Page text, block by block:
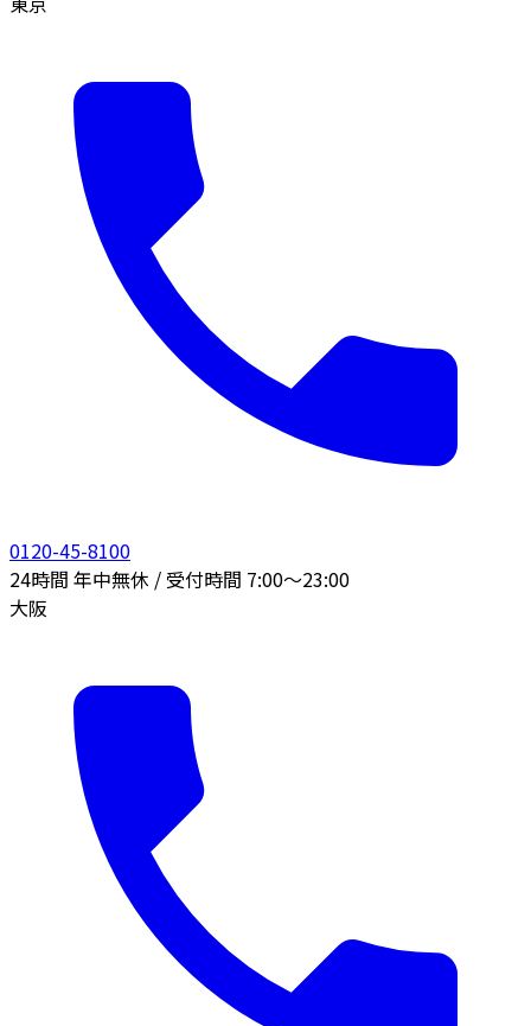
0120-45-8100
24時間 年中無休 / 受付時間 7:00〜23:00
大阪